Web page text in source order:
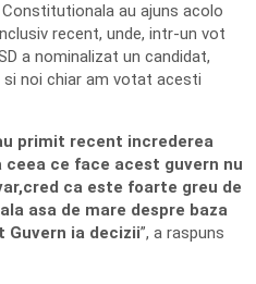
au ajuns acolo
recent, unde, intr-un vot
a nominalizat un candidat,
si noi chiar am votat acesti
primit recent increderea
ce face acest guvern nu
ca este foarte greu de
asa de mare despre baza
ia decizii”, a raspuns